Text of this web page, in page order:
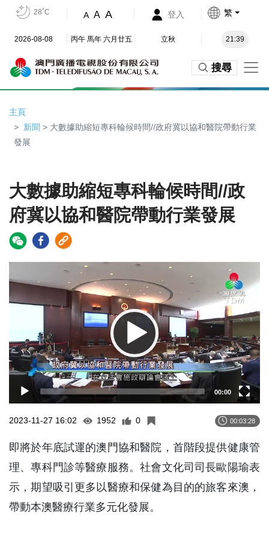
28˚C A A A 登入 繁
2026-08-08 丙午 馬年 六月廿五 立秋 21:39
搜尋
主頁
新聞 > 大數據助縮短專科輪候時間//政府冀以協和醫院帶動行業
發展
大數據助縮短專科輪候時間//政
府冀以協和醫院帶動行業發展
Player
00:00
2023-11-27 16:02 1952 0 00:03:28
即將於年底試運的澳門協和醫院，首階段提供健康管
理、專科門診等醫療服務。社會文化司司長歐陽瑜表
示，期望吸引更多以醫療和保健為目的的旅客來澳，
帶動本澳醫療行業多元化發展。